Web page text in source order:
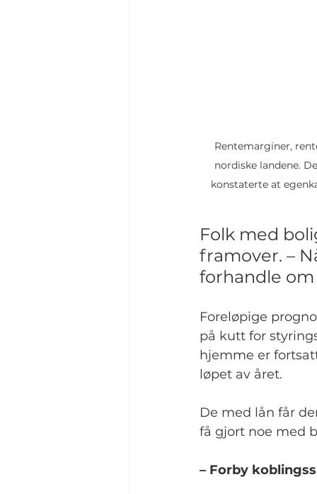
Rentemarginer,
nordiske landene.
konstaterte at
Folk med
framover. –
forhandle
Foreløpige
på kutt for
hjemme er
løpet av året.
De med lån får
få gjort noe med
– Forby